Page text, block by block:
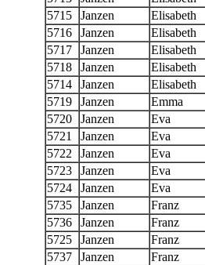
5715
Janzen Elisabeth
5716
Janzen Elisabeth
5717
Janzen Elisabeth
5718
Janzen Elisabeth
5714
Janzen Elisabeth
5719
Janzen Emma
5720
Janzen Eva
5721
Janzen Eva
5722
Janzen Eva
5723
Janzen Eva
5724
Janzen Eva
5735
Janzen Franz
5736
Janzen Franz
5725
Janzen Franz
5737
Janzen Franz